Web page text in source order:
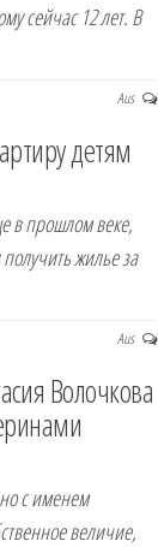
сейчас 12 лет. В
Aus
детям
в прошлом веке,
жилье за
Aus
Волочкова
с именем
величие,